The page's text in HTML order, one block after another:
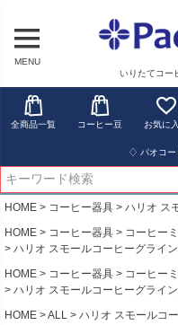
MENU
いりたてコー
全商品一覧 コーヒー豆 お気に
♢ パオコー
HOME コーヒー器具
ハリオ ス
HOME
コーヒー器具
コーヒー
ハリオ スモールコーヒーグライン
HOME
コーヒー器具 コーヒー
ハリオ スモールコーヒーグライン
HOME
ALL ハリオ スモールコ